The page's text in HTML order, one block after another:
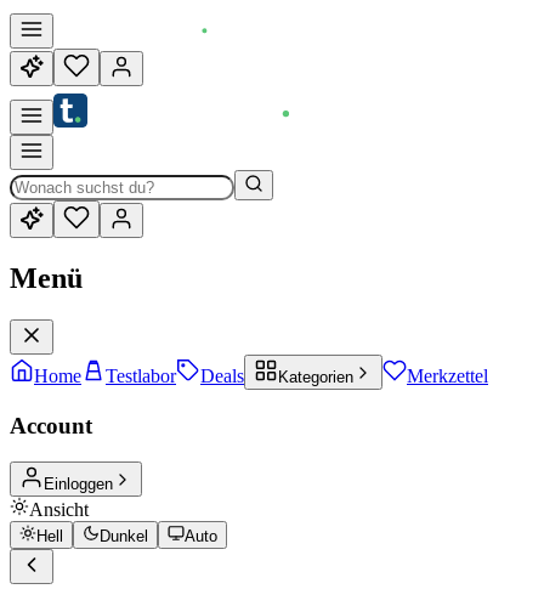
Menü
Home Testlabor Deals Kategorien Merkzettel
Account
Einloggen
Ansicht
Hell Dunkel Auto